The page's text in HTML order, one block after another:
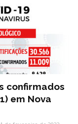
confirmados
em Nova